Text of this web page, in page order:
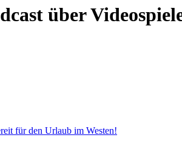
über
für den Urlaub im Westen!